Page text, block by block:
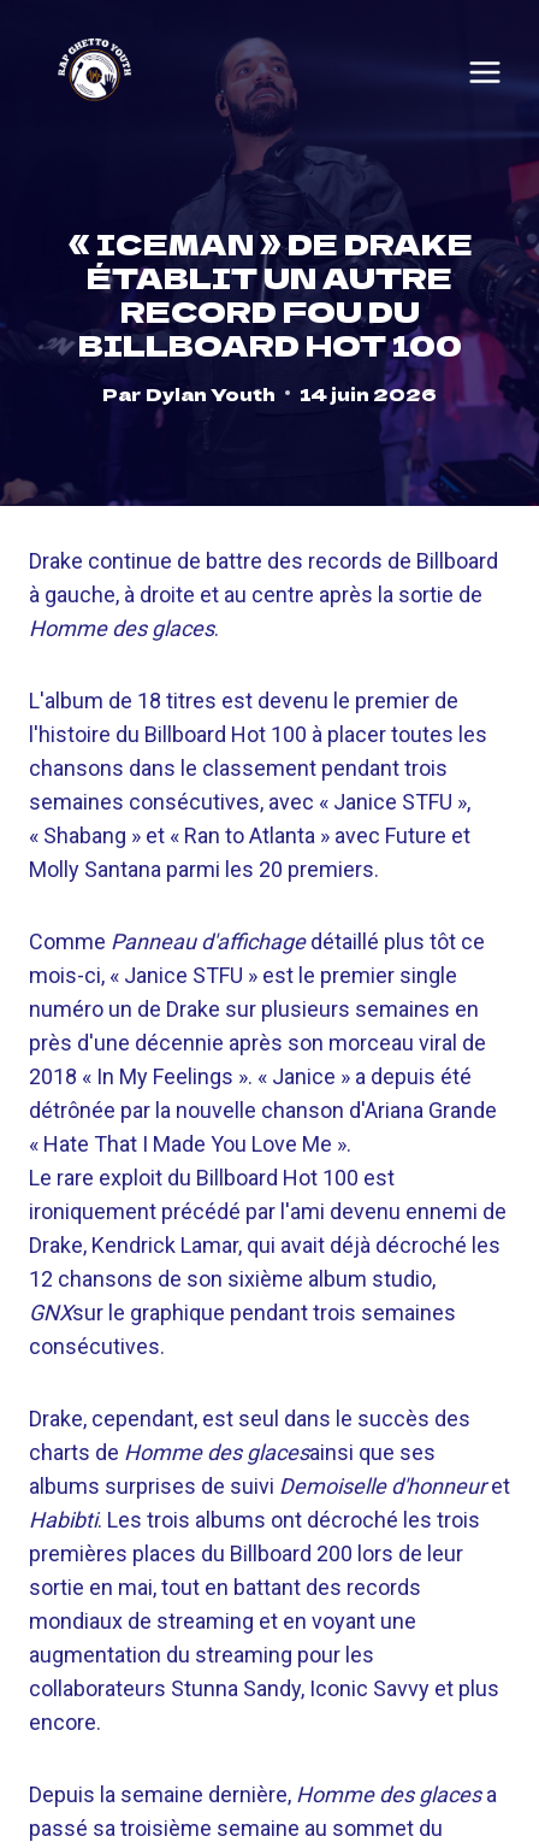
content
« ICEMAN » DE DRAKE
ÉTABLIT UN AUTRE
RECORD FOU DU
BILLBOARD HOT 100
Par Dylan Youth 14 juin 2026
Drake continue de battre des records de Billboard
à gauche, à droite et au centre après la sortie de
Homme des glaces.
L'album de 18 titres est devenu le premier de
l'histoire du Billboard Hot 100 à placer toutes les
chansons dans le classement pendant trois
semaines consécutives, avec « Janice STFU »,
« Shabang » et « Ran to Atlanta » avec Future et
Molly Santana parmi les 20 premiers.
Comme Panneau d'affichagedétaillé plus tôt ce
mois-ci, « Janice STFU » est le premier single
numéro un de Drake sur plusieurs semaines en
près d'une décennie après son morceau viral de
2018 « In My Feelings ». « Janice » a depuis été
détrônée par la nouvelle chanson d'Ariana Grande
« Hate That I Made You Love Me ».
Le rare exploit du Billboard Hot 100 est
ironiquement précédé par l'ami devenu ennemi de
Drake, Kendrick Lamar, qui avait déjà décroché les
12 chansons de son sixième album studio,
GNXsur le graphique pendant trois semaines
consécutives.
Drake, cependant, est seul dans le succès des
charts de Homme des glacesainsi que ses
albums surprises de suivi Demoiselle d'honneuret
Habibti. Les trois albums ont décroché les trois
premières places du Billboard 200 lors de leur
sortie en mai, tout en battant des records
mondiaux de streaming et en voyant une
augmentation du streaming pour les
collaborateurs Stunna Sandy, Iconic Savvy et plus
encore.
Depuis la semaine dernière, Homme des glacesa
passé sa troisième semaine au sommet du